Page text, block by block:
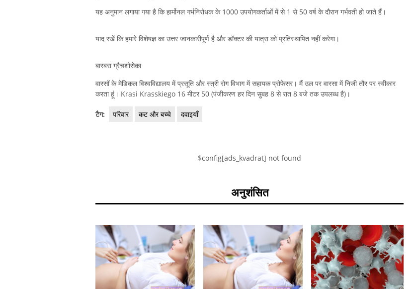
यह अनुमान लगाया गया है कि हार्मोनल गर्भनिरोधक के 1000 उपयोगकर्ताओं में से 1 से 50 वर्ष के दौरान गर्भवती हो जाते हैं।
याद रखें कि हमारे विशेषज्ञ का उत्तर जानकारीपूर्ण है और डॉक्टर की यात्रा को प्रतिस्थापित नहीं करेगा।
बारबरा ग्रैचशोसेका
वारसॉ के मेडिकल विश्वविद्यालय में प्रसूति और स्त्री रोग विभाग में सहायक प्रोफेसर। मैं उल पर वारसा में निजी तौर पर स्वीकार
करता हूं। Krasi Krasskiego 16 मीटर 50 (पंजीकरण हर दिन सुबह 8 से रात 8 बजे तक उपलब्ध है)।
टैग: परिवार कट और बच्चे दवाइयाँ
$config[ads_kvadrat] not found
अनुशंसित